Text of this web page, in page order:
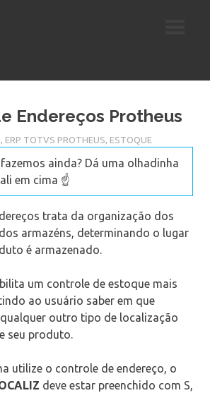
Endereços Protheus
, ERP TOTVS PROTHEUS, ESTOQUE
ainda? Dá uma olhadinha
em cima ☝️
trata da organização dos
armazéns, determinando o lugar
é armazenado.
um controle de estoque mais
ao usuário saber em que
outro tipo de localização
seu produto.
utilize o controle de endereço, o
deve estar preenchido com S,